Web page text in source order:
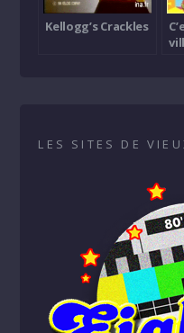
Kellogg’s Crackles
LES SITES DE